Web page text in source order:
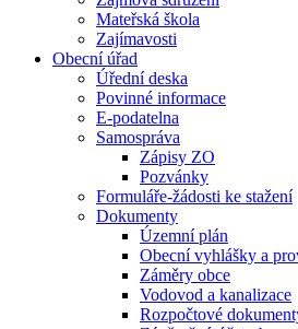
Mateřská škola
Zajímavosti
Obecní úřad
Úřední deska
Povinné informace
E-podatelna
Samospráva
Zápisy ZO
Pozvánky
Formuláře-žádosti ke stažení
Dokumenty
Územní plán
Obecní vyhlášky a
Záměry obce
Vodovod a kanalizace
Rozpočtové